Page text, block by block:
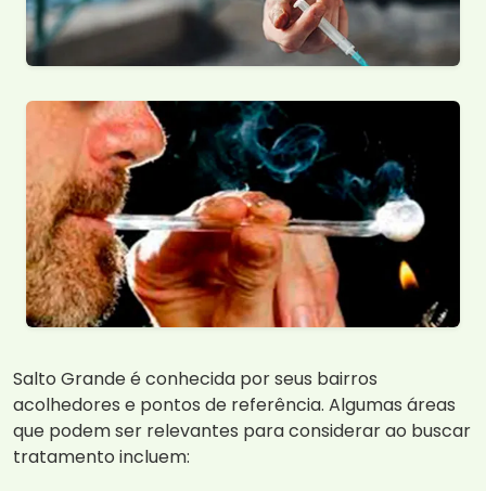
Salto Grande é conhecida por seus bairros
acolhedores e pontos de referência. Algumas áreas
que podem ser relevantes para considerar ao buscar
tratamento incluem: